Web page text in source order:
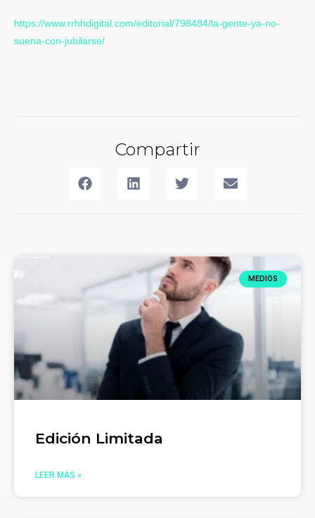
https://www.rrhhdigital.com/editorial/798484/la-gente-ya-no-
suena-con-jubilarse/
Compartir
MEDIOS
Edición Limitada
LEER MÁS »